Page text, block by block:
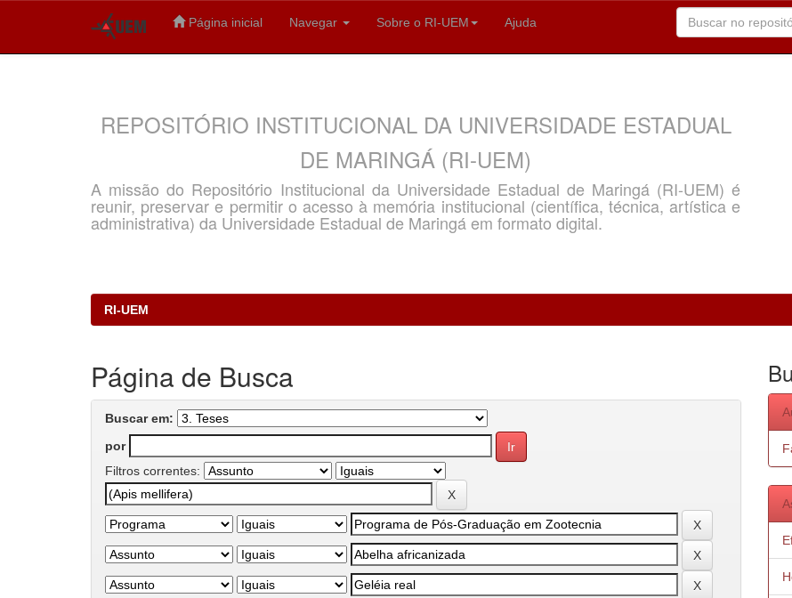
Página inicial Navegar Sobre o RI-UEM Ajuda
REPOSITÓRIO INSTITUCIONAL DA UNIVERSIDADE ESTADUAL
DE MARINGÁ (RI-UEM)
A missão do Repositório Institucional da Universidade Estadual de Maringá (RI-UEM) é
reunir, preservar e permitir o acesso à memória institucional (científica, técnica, artística e
administrativa) da Universidade Estadual de Maringá em formato digital.
RI-UEM
Página de Busca
Buscar em:
por
Filtros correntes: